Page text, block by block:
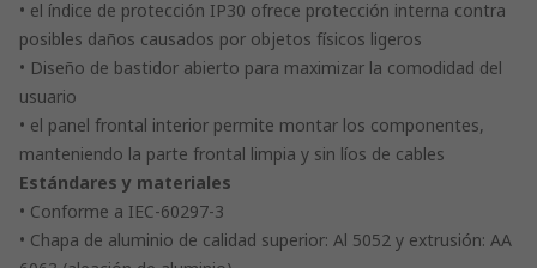
• el índice de protección IP30 ofrece protección interna contra
posibles daños causados por objetos físicos ligeros
• Diseño de bastidor abierto para maximizar la comodidad del
usuario
• el panel frontal interior permite montar los componentes,
manteniendo la parte frontal limpia y sin líos de cables
Estándares y materiales
• Conforme a IEC-60297-3
• Chapa de aluminio de calidad superior: Al 5052 y extrusión: AA